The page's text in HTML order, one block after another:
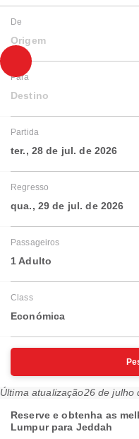
De
Origem
Para
Destino
Partida
ter., 28 de jul. de 2026
Regresso
qua., 29 de jul. de 2026
Passageiros
1 Adulto
Class
Económica
Última atualização26 de julho
Reserve e obtenha as
Lumpur para Jeddah